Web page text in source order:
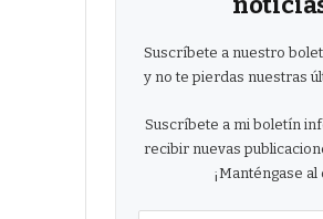
Suscríbete a nuestro
y no te pierdas nuestras
Suscríbete a mi boletín
recibir nuevas
¡Manténgase al